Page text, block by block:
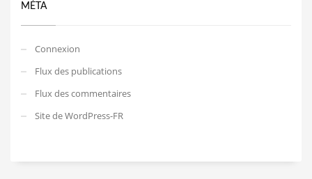
MÉTA
Connexion
Flux des publications
Flux des commentaires
Site de WordPress-FR